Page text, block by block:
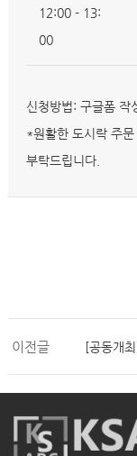
12:00 - 13:
00
신청방법: 구글폼 작
*원활한 도시락 주
부탁드립니다.
이전글 [공동개